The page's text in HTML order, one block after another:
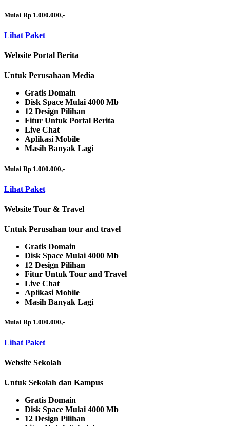
Mulai Rp 1.000.000,-
Lihat Paket
Website Portal Berita
Untuk Perusahaan Media
Gratis Domain
Disk Space Mulai 4000 Mb
12 Design Pilihan
Fitur Untuk Portal Berita
Live Chat
Aplikasi Mobile
Masih Banyak Lagi
Mulai Rp 1.000.000,-
Lihat Paket
Website Tour & Travel
Untuk Perusahan tour and travel
Gratis Domain
Disk Space Mulai 4000 Mb
12 Design Pilihan
Fitur Untuk Tour and Travel
Live Chat
Aplikasi Mobile
Masih Banyak Lagi
Mulai Rp 1.000.000,-
Lihat Paket
Website Sekolah
Untuk Sekolah dan Kampus
Gratis Domain
Disk Space Mulai 4000 Mb
12 Design Pilihan